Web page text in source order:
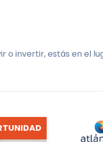
o invertir, estás en el